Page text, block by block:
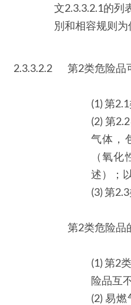
文2.3.3.2.1的
別和相容规则为
2.3.3.2.2 第2类危险品
(1) 第
(2) 第
气体，
（氧
述）；
(3) 第
第2类危险品
(1) 第2
险品互
(2) 易